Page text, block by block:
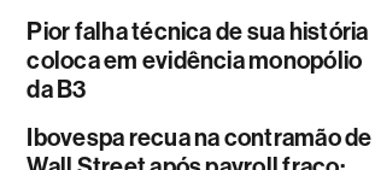
Pior falha técnica de sua história
coloca em evidência monopólio
da B3
Ibovespa recua na contramão de